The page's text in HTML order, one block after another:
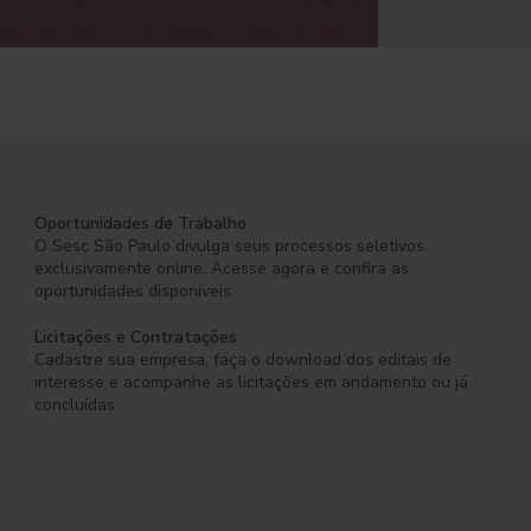
Oportunidades de Trabalho
O Sesc São Paulo divulga seus processos seletivos
exclusivamente online. Acesse agora e confira as
oportunidades disponíveis.
Licitações e Contratações
Cadastre sua empresa, faça o download dos editais de
interesse e acompanhe as licitações em andamento ou já
concluídas.